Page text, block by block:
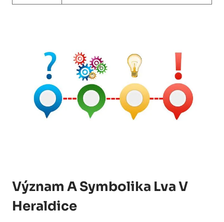
Význam A Symbolika Lva V
Heraldice